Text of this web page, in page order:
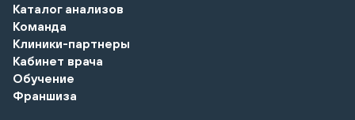
Каталог анализов
Команда
Клиники-партнеры
Кабинет врача
Обучение
Франшиза